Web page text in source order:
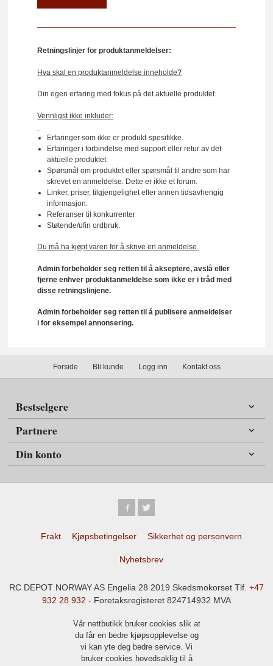
Retningslinjer for produktanmeldelser:
Hva skal en produktanmeldelse inneholde?
Din egen erfaring med fokus på det aktuelle produktet.
Vennligst ikke inkluder:
Erfaringer som ikke er produkt-spesifikke.
Erfaringer i forbindelse med support eller retur av det
aktuelle produktet.
Spørsmål om produktet eller spørsmål til andre som har
skrevet en anmeldelse. Dette er ikke et forum.
Linker, priser, tilgjengelighet eller annen tidsavhengig
informasjon.
Referanser til konkurrenter
Støtende/ufin ordbruk.
Du må ha kjøpt varen for å skrive en anmeldelse.
Admin forbeholder seg retten til å akseptere, avslå eller
fjerne enhver produktanmeldelse som ikke er i tråd med
disse retningslinjene.
Admin forbeholder seg retten til å publisere anmeldelser
i for eksempel annonsering.
Forside Bli kunde Logg inn Kontakt oss
Bestselgere
Partnere
Din konto
Frakt Kjøpsbetingelser Sikkerhet og personvern
Nyhetsbrev
RC DEPOT NORWAY AS Engelia 28 2019 Skedsmokorset Tlf. +47
932 28 932 - Foretaksregisteret 824714932 MVA
Vår nettbutikk bruker cookies slik at
du får en bedre kjøpsopplevelse og
vi kan yte deg bedre service. Vi
bruker cookies hovedsaklig til å